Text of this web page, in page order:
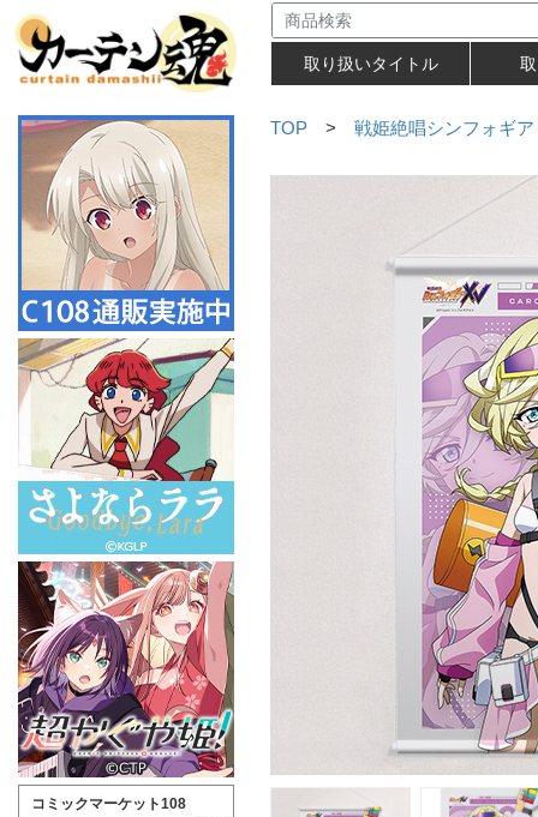
取り扱いタイトル
TOP > 戦姫絶唱シンフォギ
コミックマーケット108